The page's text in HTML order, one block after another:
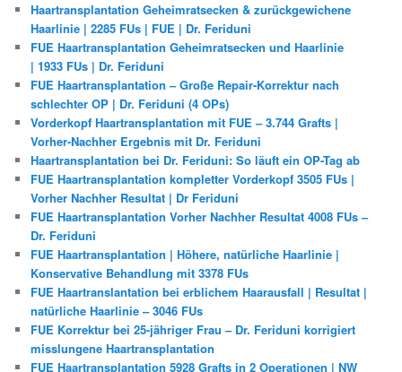
Haartransplantation Geheimratsecken & zurückgewichene
Haarlinie | 2285 FUs | FUE | Dr. Feriduni
FUE Haartransplantation Geheimratsecken und Haarlinie
| 1933 FUs | Dr. Feriduni
FUE Haartransplantation – Große Repair-Korrektur nach
schlechter OP | Dr. Feriduni (4 OPs)
Vorderkopf Haartransplantation mit FUE – 3.744 Grafts |
Vorher-Nachher Ergebnis mit Dr. Feriduni
Haartransplantation bei Dr. Feriduni: So läuft ein OP-Tag ab
FUE Haartransplantation kompletter Vorderkopf 3505 FUs |
Vorher Nachher Resultat | Dr Feriduni
FUE Haartransplantation Vorher Nachher Resultat 4008 FUs –
Dr. Feriduni
FUE Haartransplantation | Höhere, natürliche Haarlinie |
Konservative Behandlung mit 3378 FUs
FUE Haartranslantation bei erblichem Haarausfall | Resultat |
natürliche Haarlinie – 3046 FUs
FUE Korrektur bei 25-jähriger Frau – Dr. Feriduni korrigiert
misslungene Haartransplantation
FUE Haartransplantation 5928 Grafts in 2 Operationen | NW